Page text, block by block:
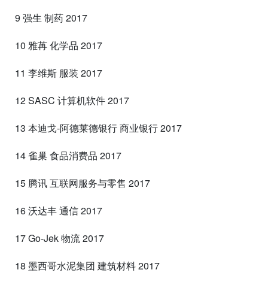
9 强生 制药 2017
10 雅苒 化学品 2017
11 李维斯 服装 2017
12 SASC 计算机软件 2017
13 本迪戈-阿德莱德银行 商业银行 2017
14 雀巢 食品消费品 2017
15 腾讯 互联网服务与零售 2017
16 沃达丰 通信 2017
17 Go-Jek 物流 2017
18 墨西哥水泥集团 建筑材料 2017